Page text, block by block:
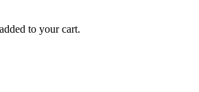
to your cart.